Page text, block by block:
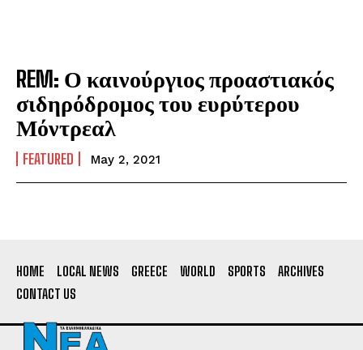
REM: Ο καινούργιος προαστιακός
σιδηρόδρομος του ευρύτερου
Μόντρεαλ
FEATURED May 2, 2021
HOME LOCAL NEWS GREECE WORLD SPORTS
ARCHIVES
CONTACT US